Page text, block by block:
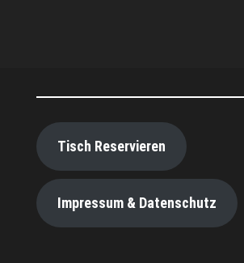
Tisch Reservieren
Impressum & Datenschutz